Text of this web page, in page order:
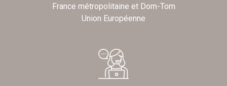
France métropolitaine et Dom-Tom
Union Européenne